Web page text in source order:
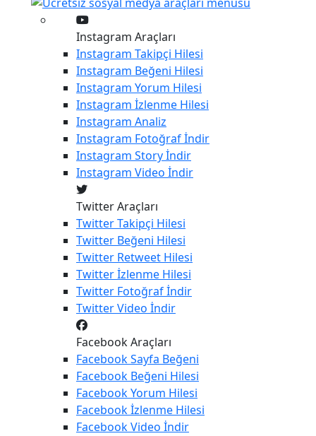
Instagram Araçları
Instagram Takipçi Hilesi
Instagram Beğeni Hilesi
Instagram Yorum Hilesi
Instagram İzlenme Hilesi
Instagram Analiz
Instagram Fotoğraf İndir
Instagram Story İndir
Instagram Video İndir
Twitter Araçları
TwitterTakipçi Hilesi
Twitter Beğeni Hilesi
Twitter Retweet Hilesi
Twitterİzlenme Hilesi
Twitter Fotoğraf İndir
TwitterVideo İndir
Facebook Araçları
FacebookSayfa Beğeni
Facebook Beğeni Hilesi
FacebookYorum Hilesi
Facebookİzlenme Hilesi
FacebookVideo İndir